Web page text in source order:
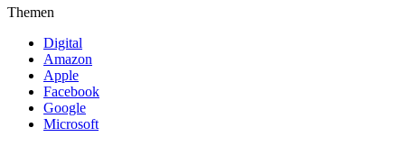
Themen
Digital
Amazon
Apple
Facebook
Google
Microsoft